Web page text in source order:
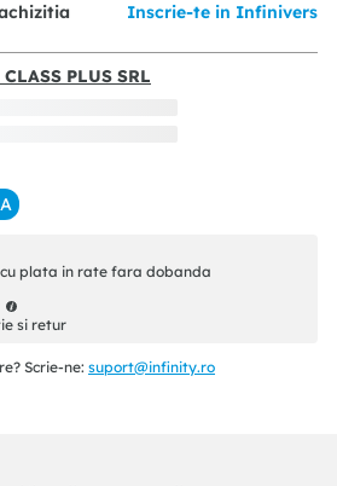
Inscrie-te in Infinivers
CLASS PLUS SRL
plata in rate fara dobanda
si retur
Scrie-ne: suport@infinity.ro